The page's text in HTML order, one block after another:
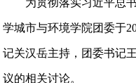
为贯彻落实习近平总
学城市与环境学院团委于
记关汉岳主持，团委书记
议的相关讨论。